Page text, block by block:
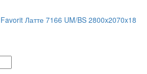
Латте 7166 UM/BS 2800x2070x18